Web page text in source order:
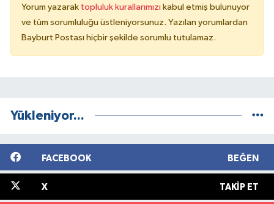
Yorum yazarak topluluk kurallarımızı kabul etmiş bulunuyor
ve tüm sorumluluğu üstleniyorsunuz. Yazılan yorumlardan
Bayburt Postası hiçbir şekilde sorumlu tutulamaz.
Yükleniyor...
FACEBOOK BEĞEN
X TAKIP ET